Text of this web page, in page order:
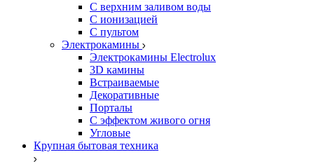
С верхним заливом воды
С ионизацией
С пультом
Электрокамины
Электрокамины Electrolux
3D камины
Встраиваемые
Декоративные
Порталы
С эффектом живого огня
Угловые
Крупная бытовая техника